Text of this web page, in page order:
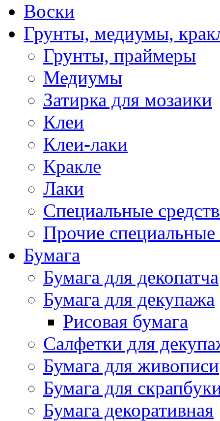
Воски
Грунты, медиумы,
Грунты, праймеры
Медиумы
Затирка для мозаики
Клеи
Клеи-лаки
Кракле
Лаки
Специальные
Прочие специальные
Бумага
Бумага для декопатча
Бумага для декупажа
Рисовая бумага
Салфетки для
Бумага для живописи
Бумага для
Бумага декоративная